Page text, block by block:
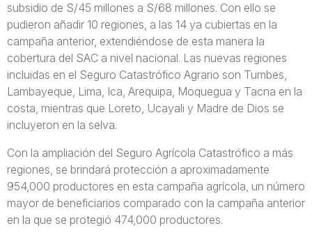
subsidio de S/45 millones a S/68 millones. Con ello se
pudieron añadir 10 regiones, a las 14 ya cubiertas en la
campaña anterior, extendiéndose de esta manera la
cobertura del SAC a nivel nacional. Las nuevas regiones
incluidas en el Seguro Catastrófico Agrario son Tumbes,
Lambayeque, Lima, Ica, Arequipa, Moquegua y Tacna en la
costa, mientras que Loreto, Ucayali y Madre de Dios se
incluyeron en la selva.
Con la ampliación del Seguro Agrícola Catastrófico a más
regiones, se brindará protección a aproximadamente
954,000 productores en esta campaña agrícola, un número
mayor de beneficiarios comparado con la campaña anterior
en la que se protegió 474,000 productores.